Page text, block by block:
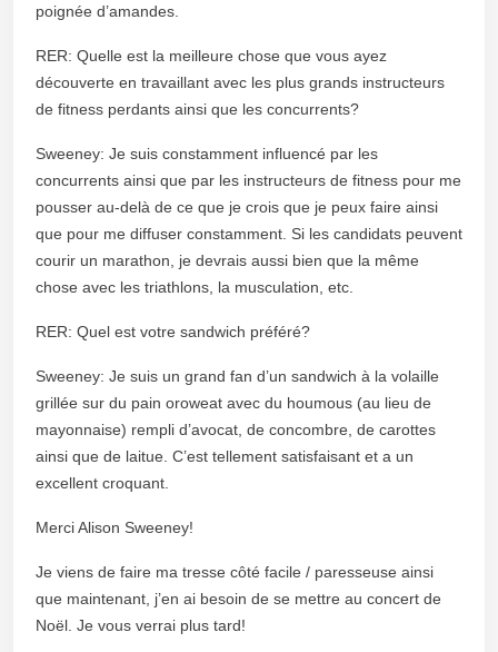
poignée d’amandes.
RER: Quelle est la meilleure chose que vous ayez
découverte en travaillant avec les plus grands instructeurs
de fitness perdants ainsi que les concurrents?
Sweeney: Je suis constamment influencé par les
concurrents ainsi que par les instructeurs de fitness pour me
pousser au-delà de ce que je crois que je peux faire ainsi
que pour me diffuser constamment. Si les candidats peuvent
courir un marathon, je devrais aussi bien que la même
chose avec les triathlons, la musculation, etc.
RER: Quel est votre sandwich préféré?
Sweeney: Je suis un grand fan d’un sandwich à la volaille
grillée sur du pain oroweat avec du houmous (au lieu de
mayonnaise) rempli d’avocat, de concombre, de carottes
ainsi que de laitue. C’est tellement satisfaisant et a un
excellent croquant.
Merci Alison Sweeney!
Je viens de faire ma tresse côté facile / paresseuse ainsi
que maintenant, j’en ai besoin de se mettre au concert de
Noël. Je vous verrai plus tard!